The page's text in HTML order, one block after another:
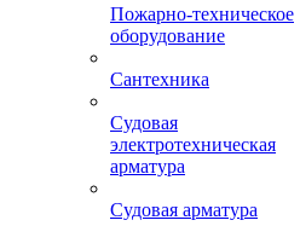
Пожарно-техническое
оборудование
Сантехника
Судовая
электротехническая
арматура
Судовая арматура